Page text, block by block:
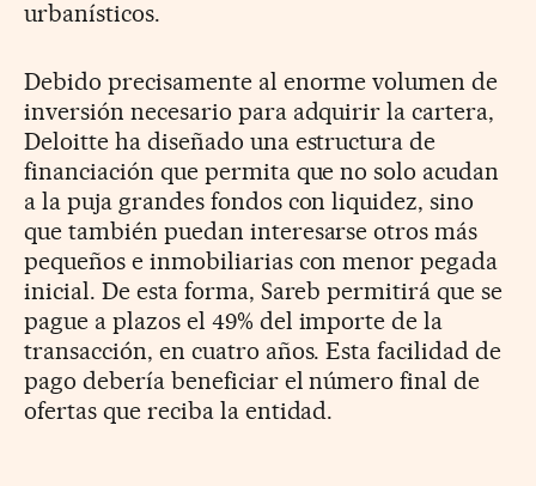
urbanísticos.
Debido precisamente al enorme volumen de
inversión necesario para adquirir la cartera,
Deloitte ha diseñado una estructura de
financiación que permita que no solo acudan
a la puja grandes fondos con liquidez, sino
que también puedan interesarse otros más
pequeños e inmobiliarias con menor pegada
inicial. De esta forma, Sareb permitirá que se
pague a plazos el 49% del importe de la
transacción, en cuatro años. Esta facilidad de
pago debería beneficiar el número final de
ofertas que reciba la entidad.